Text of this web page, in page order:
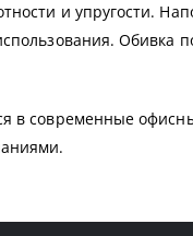
и упругости.
в современные